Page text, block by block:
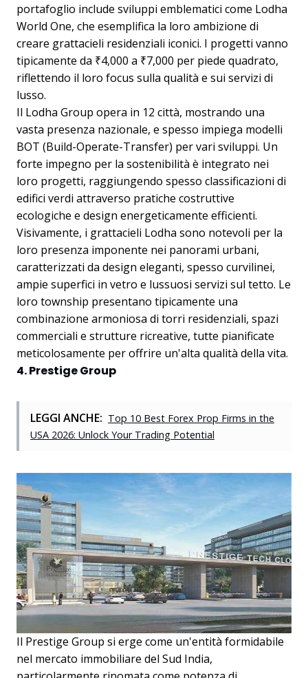
portafoglio include sviluppi emblematici come Lodha
World One, che esemplifica la loro ambizione di
creare grattacieli residenziali iconici. I progetti vanno
tipicamente da ₹4,000 a ₹7,000 per piede quadrato,
riflettendo il loro focus sulla qualità e sui servizi di
lusso.
Il Lodha Group opera in 12 città, mostrando una
vasta presenza nazionale, e spesso impiega modelli
BOT (Build-Operate-Transfer) per vari sviluppi. Un
forte impegno per la sostenibilità è integrato nei
loro progetti, raggiungendo spesso classificazioni di
edifici verdi attraverso pratiche costruttive
ecologiche e design energeticamente efficienti.
Visivamente, i grattacieli Lodha sono notevoli per la
loro presenza imponente nei panorami urbani,
caratterizzati da design eleganti, spesso curvilinei,
ampie superfici in vetro e lussuosi servizi sul tetto. Le
loro township presentano tipicamente una
combinazione armoniosa di torri residenziali, spazi
commerciali e strutture ricreative, tutte pianificate
meticolosamente per offrire un'alta qualità della vita.
4. Prestige Group
LEGGI ANCHE: Top 10 Best Forex Prop Firms in the
USA 2026: Unlock Your Trading Potential
Il Prestige Group si erge come un'entità formidabile
nel mercato immobiliare del Sud India,